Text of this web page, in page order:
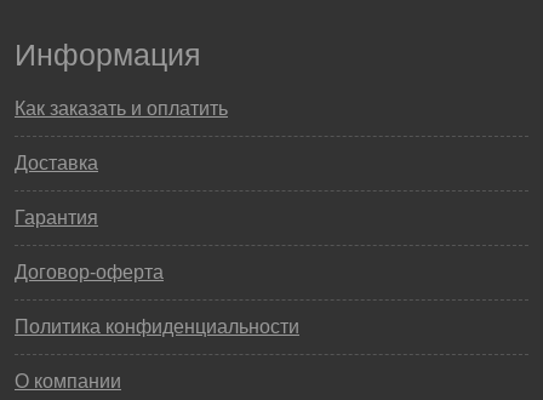
Информация
Как заказать и оплатить
Доставка
Гарантия
Договор-оферта
Политика конфиденциальности
О компании